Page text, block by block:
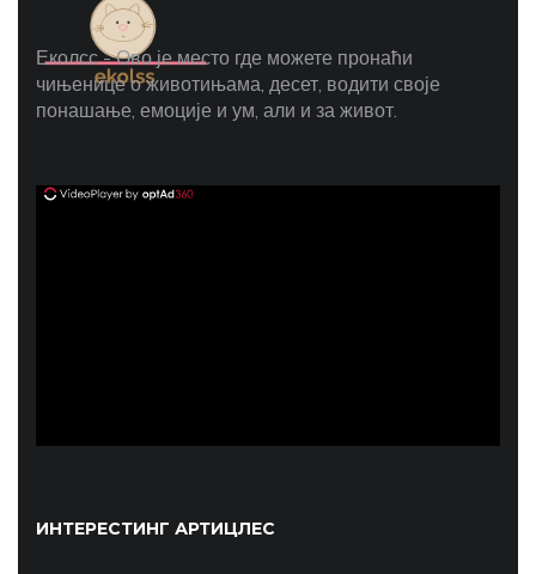
Еколсс - Ово је место где можете пронаћи
чињенице о животињама, десет, водити своје
понашање, емоције и ум, али и за живот.
ИНТЕРЕСТИНГ АРТИЦЛЕС